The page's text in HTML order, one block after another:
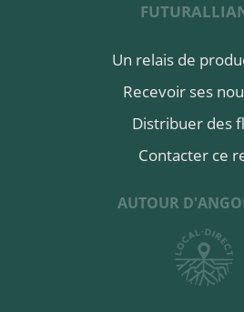
Un relais de
Recevoir ses
Distribuer des
Contacter ce
AUTOUR